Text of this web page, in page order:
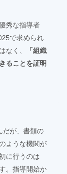
秀な指導者
で求められ
なく、
「組織
ることを証明
だが、書類の
ような機関が
に行うのは
。指導開始か